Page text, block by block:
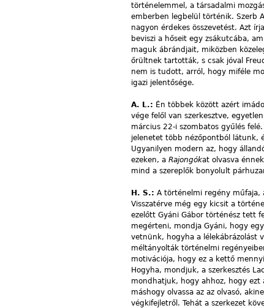
történelemmel, a társadalmi
emberben legbelül történik. Szerb
nagyon érdekes összevetést. Azt
beviszi a hőseit egy zsákutcába,
maguk ábrándjait, miközben
őrültnek tartották, s csak jóval
nem is tudott, arról, hogy miféle
igazi jelentősége.
A. L.: Én többek között azért
vége felől van szerkesztve,
március 22-i szombatos gyűlés
jelenetet több nézőpontból látunk,
Ugyanilyen modern az, hogy
ezeken, a Rajongókat olvasva
mind a szereplők bonyolult
H. S.: A történelmi regény műfaja,
Visszatérve még egy kicsit a
ezelőtt Gyáni Gábor történész tett
megérteni, mondja Gyáni, hogy
vetnünk, hogyha a lélekábrázolást
méltányolták történelmi
motivációja, hogy ez a kettő
Hogyha, mondjuk, a szerkesztés
mondhatjuk, hogy ahhoz, hogy ezt
máshogy olvassa az az olvasó,
végkifejletről. Tehát a szerkezet